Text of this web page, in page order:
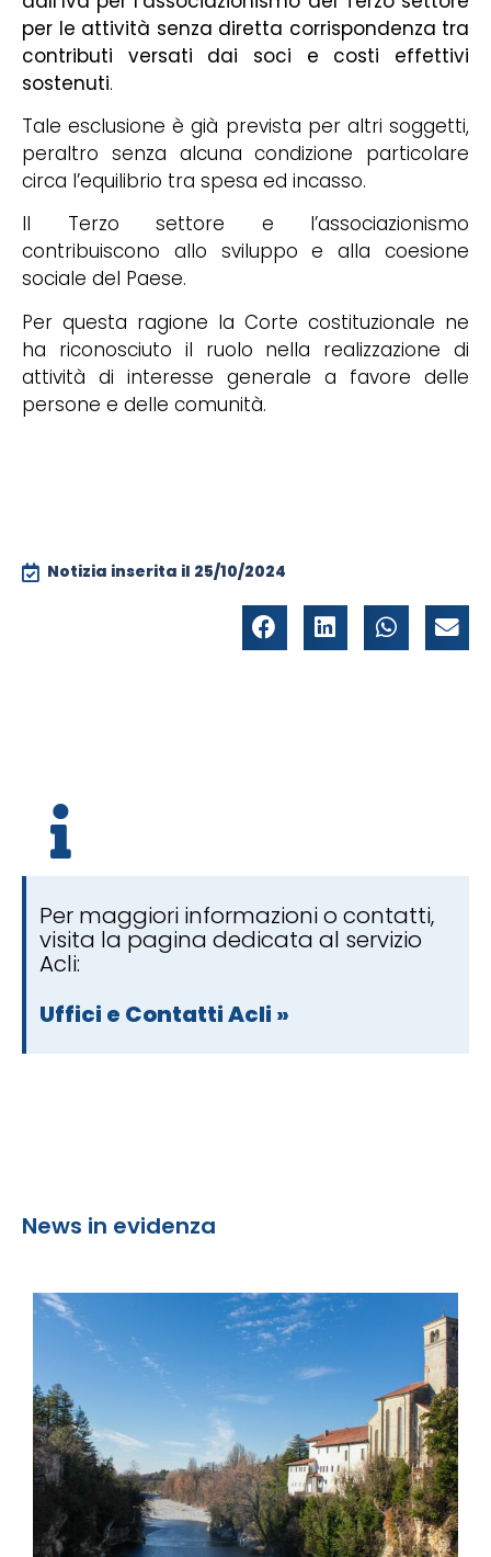
per le attività senza diretta corrispondenza tra
contributi versati dai soci e costi effettivi
sostenuti.
Tale esclusione è già prevista per altri soggetti,
peraltro senza alcuna condizione particolare
circa l’equilibrio tra spesa ed incasso.
Il Terzo settore e l’associazionismo
contribuiscono allo sviluppo e alla coesione
sociale del Paese.
Per questa ragione la Corte costituzionale ne
ha riconosciuto il ruolo nella realizzazione di
attività di interesse generale a favore delle
persone e delle comunità.
Notizia inserita il 25/10/2024
Per maggiori informazioni o contatti,
visita la pagina dedicata al servizio
Acli:
Uffici e Contatti Acli »
News in evidenza